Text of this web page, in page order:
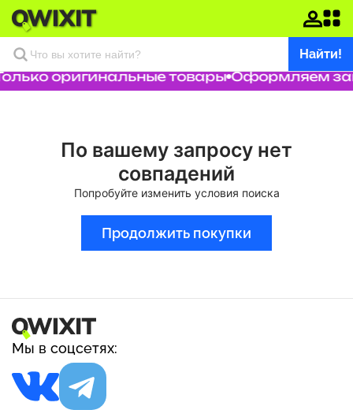
Найти!
оригинальные товары Оформляем
По вашему запросу нет
совпадений
Попробуйте изменить условия поиска
Продолжить покупки
Мы в соцсетях: